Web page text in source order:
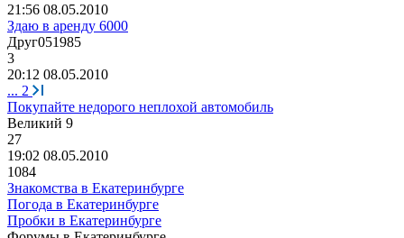
21:56 08.05.2010
Здаю в аренду 6000
Друг051985
3
20:12 08.05.2010
... 2
Покупайте недорого неплохой автомобиль
Великий 9
27
19:02 08.05.2010
1084
Знакомства в Екатеринбурге
Погода в Екатеринбурге
Пробки в Екатеринбурге